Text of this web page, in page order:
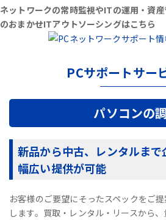
ネットワークの常時監視やITの運用・資
のおまかせITアウトソーシングはこちら
PCサポートサー
パソコンの
新品から中古、レンタルま
幅広い提供が可能
お客様のご要望にそったスペックをご
します。買取・レンタル・リースから